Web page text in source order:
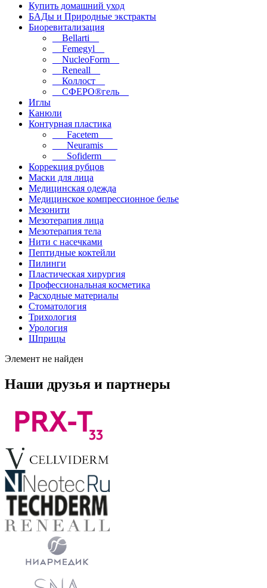
Купить домашний уход
БАДы и Природные экстракты
Биоревитализация
__Bellarti__
__Femegyl__
__NucleoForm__
__Reneall__
__Коллост__
__СФЕРО®гель__
Иглы
Канюли
Контурная пластика
___Facetem___
___Neuramis___
___Sofiderm___
Коррекция рубцов
Маски для лица
Медицинская одежда
Медицинское компрессионное белье
Мезонити
Мезотерапия лица
Мезотерапия тела
Нити с насечками
Пептидные коктейли
Пилинги
Пластическая хирургия
Профессиональная косметика
Расходные материалы
Стоматология
Трихология
Урология
Шприцы
Элемент не найден
Наши друзья и партнеры